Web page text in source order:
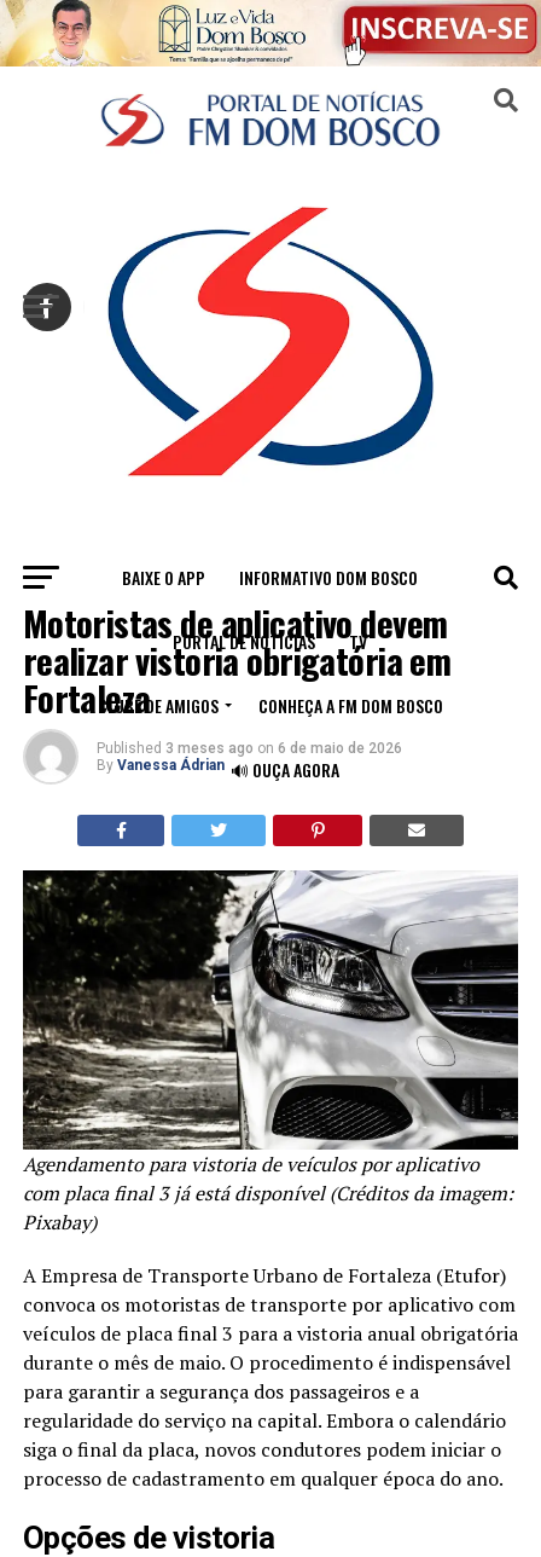
BAIXE O APP INFORMATIVO DOM BOSCO
PORTAL DE NOTÍCIAS TV
CLUBE DE AMIGOS CONHEÇA A FM DOM BOSCO
🔊 OUÇA AGORA
FORTALEZA
Motoristas de aplicativo devem
realizar vistoria obrigatória em
Fortaleza
Published 3 meses ago on 6 de maio de 2026
By Vanessa Ádrian
Agendamento para vistoria de veículos por aplicativo
com placa final 3 já está disponível (Créditos da imagem:
Pixabay)
A Empresa de Transporte Urbano de Fortaleza (Etufor)
convoca os motoristas de transporte por aplicativo com
veículos de placa final 3 para a vistoria anual obrigatória
durante o mês de maio. O procedimento é indispensável
para garantir a segurança dos passageiros e a
regularidade do serviço na capital. Embora o calendário
siga o final da placa, novos condutores podem iniciar o
processo de cadastramento em qualquer época do ano.
Opções de vistoria
Sair da versão mobile